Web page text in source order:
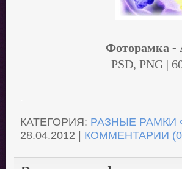
Фоторамка -
PSD, PNG |
КАТЕГОРИЯ: РАЗНЫЕ
28.04.2012 | КОММЕНТАРИИ